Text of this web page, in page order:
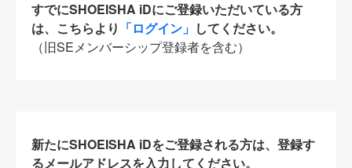
すでにSHOEISHA iDにご登録いただいている方
は、こちらより 「ログイン」 してください。
（旧SEメンバーシップ登録者を含む）
新たにSHOEISHA iDをご登録される方は、登録す
るメールアドレスを入力してください。